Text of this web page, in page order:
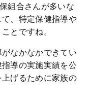
組合さんが多いな
、特定保健指導や
とですね。
なかなかできてい
導の実施実績を公
げるために家族の